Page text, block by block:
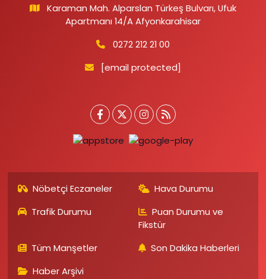
Karaman Mah. Alparslan Türkeş Bulvarı, Ufuk
Apartmanı 14/A Afyonkarahisar
0272 212 21 00
[email protected]
Nöbetçi Eczaneler
Hava Durumu
Trafik Durumu
Puan Durumu ve
Fikstür
Tüm Manşetler
Son Dakika Haberleri
Haber Arşivi